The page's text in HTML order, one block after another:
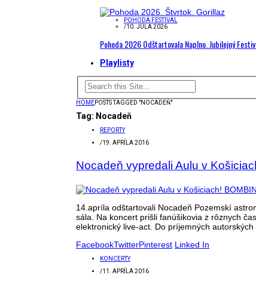
POHODA FESTIVAL
/10. JÚLA 2026
Pohoda 2026 Odštartovala Naplno. Jubilejný
Playlisty
HOMEPOSTS TAGGED "NOCADEŇ"
Tag: Nocadeň
REPORTY
/19. APRÍLA 2016
Nocadeň vypredali Aulu v
14.apríla odštartovali Nocadeň Pozemskí
sála. Na koncert prišli fanúšikovia z rôznych
elektronický live-act. Do príjemných autorských
FacebookTwitterPinterest Linked In
KONCERTY
/11. APRÍLA 2016